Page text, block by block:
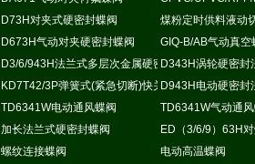
D73H对夹式硬密封蝶阀
煤粉定时供料液动
D673H气动对夹硬密封蝶阀
GIQ-B/AB气动真空
D3/6/943H法兰式多层次金属硬密封蝶阀D343H涡轮硬密封
KD7T42/3P弹簧式(紧急切断)快关蝶阀D943H电动硬密封
TD6341W电动通风蝶阀
TD6341W气动通
加长法兰式硬密封蝶阀
ED（3/6/9）63H
螺纹连接蝶阀
电动高温蝶阀